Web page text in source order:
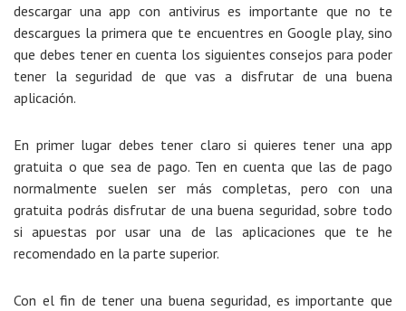
descargar una app con antivirus es importante que no te
descargues la primera que te encuentres en Google play, sino
que debes tener en cuenta los siguientes consejos para poder
tener la seguridad de que vas a disfrutar de una buena
aplicación.
En primer lugar debes tener claro si quieres tener una app
gratuita o que sea de pago. Ten en cuenta que las de pago
normalmente suelen ser más completas, pero con una
gratuita podrás disfrutar de una buena seguridad, sobre todo
si apuestas por usar una de las aplicaciones que te he
recomendado en la parte superior.
Con el fin de tener una buena seguridad, es importante que